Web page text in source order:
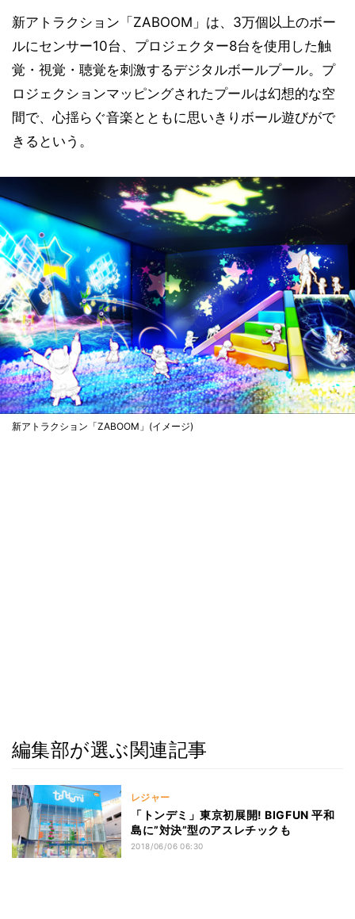
新アトラクション「ZABOOM」は、3万個以上のボー
ルにセンサー10台、プロジェクター8台を使用した触
覚・視覚・聴覚を刺激するデジタルボールプール。プ
ロジェクションマッピングされたプールは幻想的な空
間で、心揺らぐ音楽とともに思いきりボール遊びがで
きるという。
新アトラクション「ZABOOM」(イメージ)
編集部が選ぶ関連記事
レジャー
「トンデミ」東京初展開! BIGFUN 平和
島に”対決”型のアスレチックも
2018/06/06 06:30